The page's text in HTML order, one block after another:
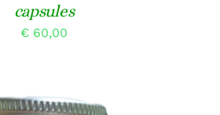
capsules
€ 60,00